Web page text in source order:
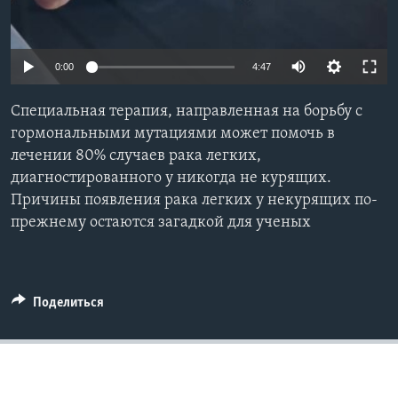
Learning English
Языки
0:00 4:47
Специальная терапия, направленная на борьбу с
гормональными мутациями может помочь в
лечении 80% случаев рака легких,
диагностированного у никогда не курящих.
Причины появления рака легких у некурящих по-
прежнему остаются загадкой для ученых
Поделиться